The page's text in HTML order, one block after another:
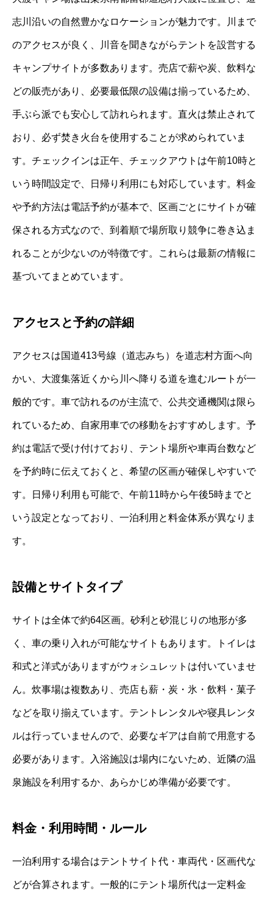
志川沿いの自然豊かなロケーションが魅力です。川まで
のアクセスが良く、川音を聞きながらテントを設営する
キャンプサイトが多数あります。売店で薪や炭、飲料な
どの販売があり、必要最低限の設備は揃っているため、
手ぶら派でも安心して訪れられます。直火は禁止されて
おり、必ず焚き火台を使用することが求められていま
す。チェックインは正午、チェックアウトは午前10時と
いう時間設定で、日帰り利用にも対応しています。料金
や予約方法は電話予約が基本で、区画ごとにサイトが確
保される方式なので、到着順で場所取り競争に巻き込ま
れることが少ないのが特徴です。これらは最新の情報に
基づいてまとめています。
アクセスと予約の詳細
アクセスは国道413号線（道志みち）を道志村方面へ向
かい、大渡集落近くから川へ降りる道を進むルートが一
般的です。車で訪れるのが主流で、公共交通機関は限ら
れているため、自家用車での移動をおすすめします。予
約は電話で受け付けており、テント場所や車両台数など
を予約時に伝えておくと、希望の区画が確保しやすいで
す。日帰り利用も可能で、午前11時から午後5時までと
いう設定となっており、一泊利用と料金体系が異なりま
す。
設備とサイトタイプ
サイトは全体で約64区画。砂利と砂混じりの地形が多
く、車の乗り入れが可能なサイトもあります。トイレは
和式と洋式がありますがウォシュレットは付いていませ
ん。炊事場は複数あり、売店も薪・炭・氷・飲料・菓子
などを取り揃えています。テントレンタルや寝具レンタ
ルは行っていませんので、必要なギアは自前で用意する
必要があります。入浴施設は場内にないため、近隣の温
泉施設を利用するか、あらかじめ準備が必要です。
料金・利用時間・ルール
一泊利用する場合はテントサイト代・車両代・区画代な
どが合算されます。一般的にテント場所代は一定料金